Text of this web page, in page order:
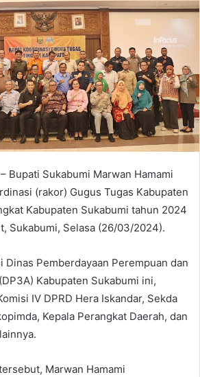
Bupati Sukabumi Marwan Hamami
(rakor) Gugus Tugas Kabupaten
Kabupaten Sukabumi tahun 2024
Sukabumi, Selasa (26/03/2024).
Dinas Pemberdayaan Perempuan dan
Kabupaten Sukabumi ini,
IV DPRD Hera Iskandar, Sekda
Kepala Perangkat Daerah, dan
Marwan Hamami